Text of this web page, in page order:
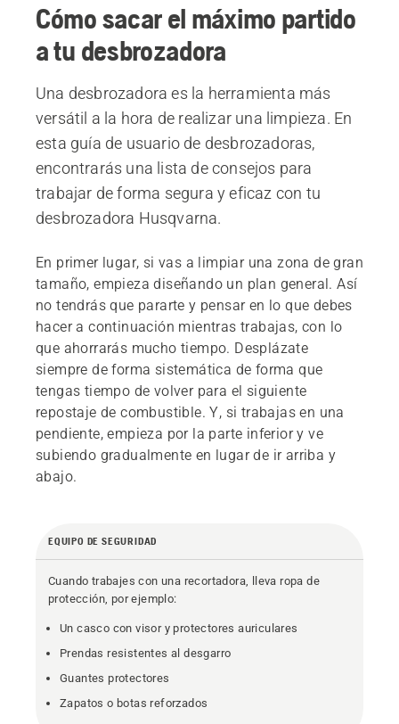
Mantenimiento y reparación
Cómo sacar el máximo partido
a tu desbrozadora
Una desbrozadora es la herramienta más
versátil a la hora de realizar una limpieza. En
esta guía de usuario de desbrozadoras,
encontrarás una lista de consejos para
trabajar de forma segura y eficaz con tu
desbrozadora Husqvarna.
En primer lugar, si vas a limpiar una zona de gran
tamaño, empieza diseñando un plan general. Así
no tendrás que pararte y pensar en lo que debes
hacer a continuación mientras trabajas, con lo
que ahorrarás mucho tiempo. Desplázate
siempre de forma sistemática de forma que
tengas tiempo de volver para el siguiente
repostaje de combustible. Y, si trabajas en una
pendiente, empieza por la parte inferior y ve
subiendo gradualmente en lugar de ir arriba y
abajo.
EQUIPO DE SEGURIDAD
Cuando trabajes con una recortadora, lleva ropa de
protección, por ejemplo:
Un casco con visor y protectores auriculares
Prendas resistentes al desgarro
Guantes protectores
Zapatos o botas reforzados